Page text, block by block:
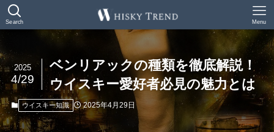
Search Menu
ベンリアックの種類を徹底解説！
ウイスキー愛好者必見の魅力とは
2025
4/29
ウイスキー知識 2025年4月29日